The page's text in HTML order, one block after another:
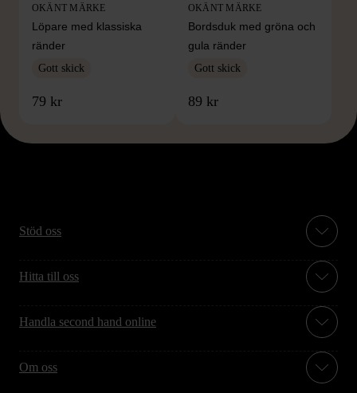
OKÄNT MÄRKE
Löpare med klassiska
ränder
Gott skick
79 kr
OKÄNT MÄRKE
Bordsduk med gröna och
gula ränder
Gott skick
89 kr
Stöd oss
Hitta till oss
Handla second hand online
Om oss